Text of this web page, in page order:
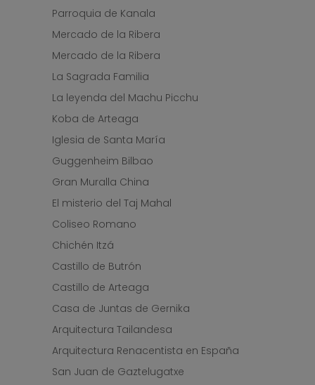
Parroquia de Kanala
Mercado de la Ribera
Mercado de la Ribera
La Sagrada Familia
La leyenda del Machu Picchu
Koba de Arteaga
Iglesia de Santa María
Guggenheim Bilbao
Gran Muralla China
El misterio del Taj Mahal
Coliseo Romano
Chichén Itzá
Castillo de Butrón
Castillo de Arteaga
Casa de Juntas de Gernika
Arquitectura Tailandesa
Arquitectura Renacentista en España
San Juan de Gaztelugatxe